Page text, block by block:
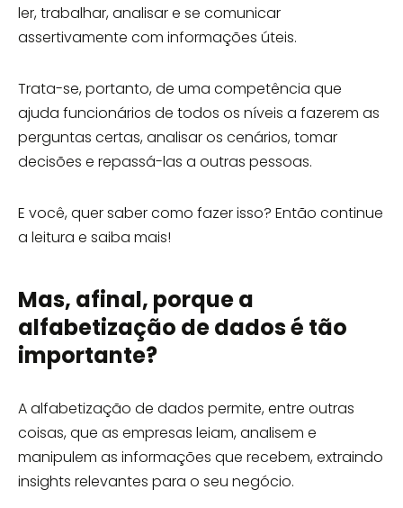
ler, trabalhar, analisar e se comunicar
assertivamente com informações úteis.
Trata-se, portanto, de uma competência que
ajuda funcionários de todos os níveis a fazerem as
perguntas certas, analisar os cenários, tomar
decisões e repassá-las a outras pessoas.
E você, quer saber como fazer isso? Então continue
a leitura e saiba mais!
Mas, afinal, porque a
alfabetização de dados é tão
importante?
A alfabetização de dados permite, entre outras
coisas, que as empresas leiam, analisem e
manipulem as informações que recebem, extraindo
insights relevantes para o seu negócio.